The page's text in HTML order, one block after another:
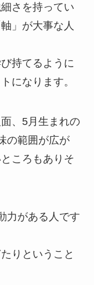
さを持ってい
」が大事な人
持てるように
になります。
、5月生まれの
の範囲が広が
ころもありそ
力がある人です
りということ